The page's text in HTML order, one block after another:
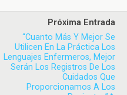
Próxima Entrada
“Cuanto Más Y Mejor Se
Utilicen En La Práctica Los
Lenguajes Enfermeros, Mejor
Serán Los Registros De Los
Cuidados Que
Proporcionamos A Los